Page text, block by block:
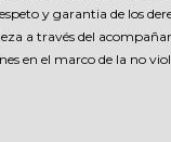
y garantia de los
a través del
en el marco de la no